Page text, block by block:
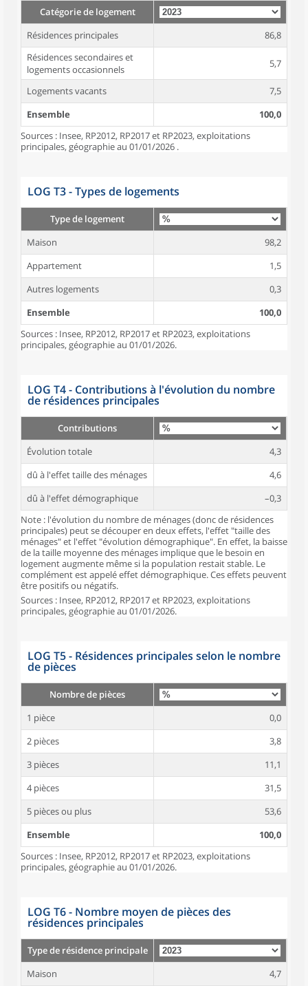
Catégorie de logement
Résidences principales
86,8
Résidences secondaires et
logements occasionnels
5,7
Logements vacants
7,5
Ensemble
100,0
Sources : Insee, RP2012, RP2017 et RP2023, exploitations
principales, géographie au 01/01/2026 .
LOG T3 - Types de logements
Type de logement
Maison
98,2
Appartement
1,5
Autres logements
0,3
Ensemble
100,0
Sources : Insee, RP2012, RP2017 et RP2023, exploitations
principales, géographie au 01/01/2026.
LOG T4 - Contributions à l'évolution du nombre
de résidences principales
Contributions
Évolution totale
4,3
dû à l'effet taille des ménages
4,6
dû à l'effet démographique
–0,3
Note : l'évolution du nombre de ménages (donc de résidences
principales) peut se découper en deux effets, l'effet "taille des
ménages" et l'effet "évolution démographique". En effet, la baisse
de la taille moyenne des ménages implique que le besoin en
logement augmente même si la population restait stable. Le
complément est appelé effet démographique. Ces effets peuvent
être positifs ou négatifs.
Sources : Insee, RP2012, RP2017 et RP2023, exploitations
principales, géographie au 01/01/2026.
LOG T5 - Résidences principales selon le nombre
de pièces
Nombre de pièces
1 pièce
0,0
2 pièces
3,8
3 pièces
11,1
4 pièces
31,5
5 pièces ou plus
53,6
Ensemble
100,0
Sources : Insee, RP2012, RP2017 et RP2023, exploitations
principales, géographie au 01/01/2026.
LOG T6 - Nombre moyen de pièces des
résidences principales
Type de résidence principale
Maison
4,7